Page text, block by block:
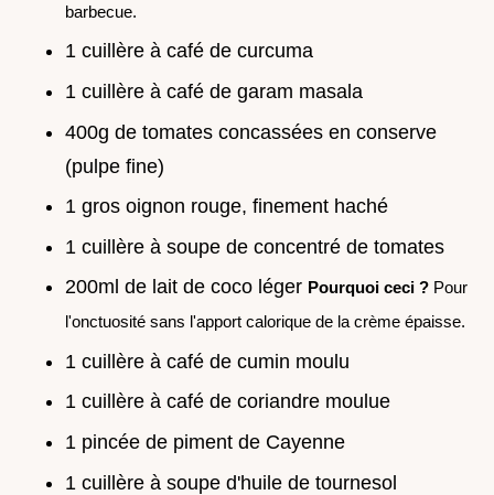
barbecue.
1 cuillère à café de curcuma
1 cuillère à café de garam masala
400g de tomates concassées en conserve
(pulpe fine)
1 gros oignon rouge, finement haché
1 cuillère à soupe de concentré de tomates
200ml de lait de coco léger Pourquoi ceci ? Pour
l'onctuosité sans l'apport calorique de la crème épaisse.
1 cuillère à café de cumin moulu
1 cuillère à café de coriandre moulue
1 pincée de piment de Cayenne
1 cuillère à soupe d'huile de tournesol